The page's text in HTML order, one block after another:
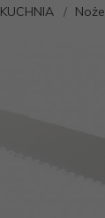
KUCHNIA Noże